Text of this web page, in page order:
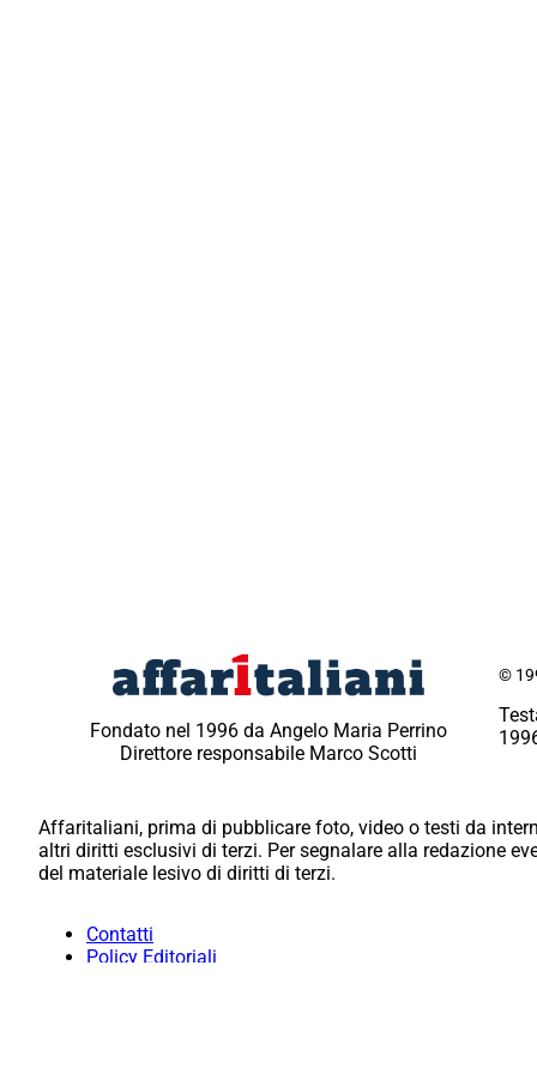
Fondato nel 1996 da Angelo Maria Perrino
Direttore responsabile Marco Scotti
©
Affaritaliani, prima di pubblicare foto, video o testi da
altri diritti esclusivi di terzi. Per segnalare alla redazione
del materiale lesivo di diritti di terzi.
Contatti
Policy Editoriali